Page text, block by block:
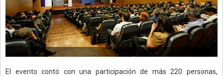
El evento contó con una participación de más 220 personas,